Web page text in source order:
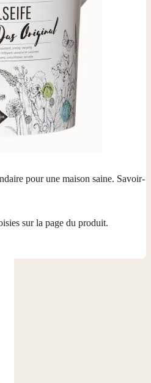
pour une maison saine. Savoir-
sur la page du produit.